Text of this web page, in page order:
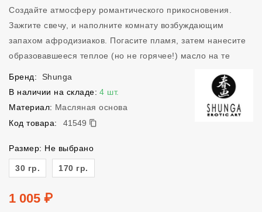
Создайте атмосферу романтического прикосновения.
Зажгите свечу, и наполните комнату возбуждающим
запахом афродизиаков. Погасите пламя, затем нанесите
образовавшееся теплое (но не горячее!) масло на те
Бренд:
Shunga
В наличии на складе: 4 шт.
Материал: Масляная основа
Код товара:
41549
41549
Размер: Не выбрано
Размер
30 гр. 170 гр.
Цена
1 005 ₽